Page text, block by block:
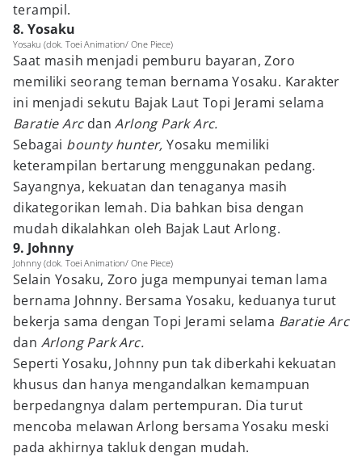
terampil.
8. Yosaku
Yosaku (dok. Toei Animation/ One Piece)
Saat masih menjadi pemburu bayaran, Zoro
memiliki seorang teman bernama Yosaku. Karakter
ini menjadi sekutu Bajak Laut Topi Jerami selama
Baratie Arc danArlong Park Arc.
Sebagai bounty hunter,Yosaku memiliki
keterampilan bertarung menggunakan pedang.
Sayangnya, kekuatan dan tenaganya masih
dikategorikan lemah. Dia bahkan bisa dengan
mudah dikalahkan oleh Bajak Laut Arlong.
9. Johnny
Johnny (dok. Toei Animation/ One Piece)
Selain Yosaku, Zoro juga mempunyai teman lama
bernama Johnny. Bersama Yosaku, keduanya turut
bekerja sama dengan Topi Jerami selama Baratie Arc
dan Arlong Park Arc.
Seperti Yosaku, Johnny pun tak diberkahi kekuatan
khusus dan hanya mengandalkan kemampuan
berpedangnya dalam pertempuran. Dia turut
mencoba melawan Arlong bersama Yosaku meski
pada akhirnya takluk dengan mudah.